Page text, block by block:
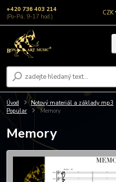
CZK
+420 736 403 214
(Po-Pá, 9-17 hod.)
Úvod Notový materiál a základy mp3
Popular
Memory
Memory